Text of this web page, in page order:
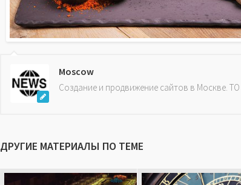
Moscow
Создание и продвижение сайтов в Москве.
ДРУГИЕ МАТЕРИАЛЫ ПО ТЕМЕ